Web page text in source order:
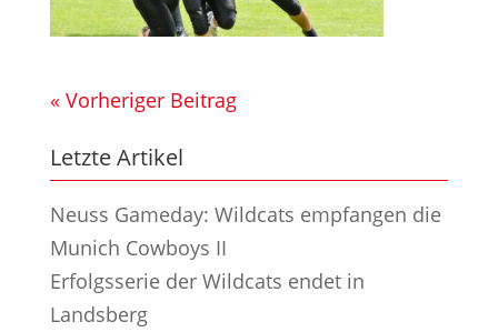
« Vorheriger Beitrag
Letzte Artikel
Neuss Gameday: Wildcats empfangen die
Munich Cowboys II
Erfolgsserie der Wildcats endet in
Landsberg